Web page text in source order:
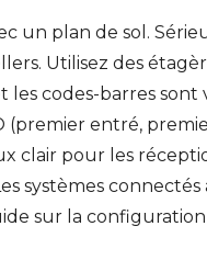
un plan de sol.
Utilisez des
les codes-barres
(premier entré,
clair pour les
systèmes
sur la